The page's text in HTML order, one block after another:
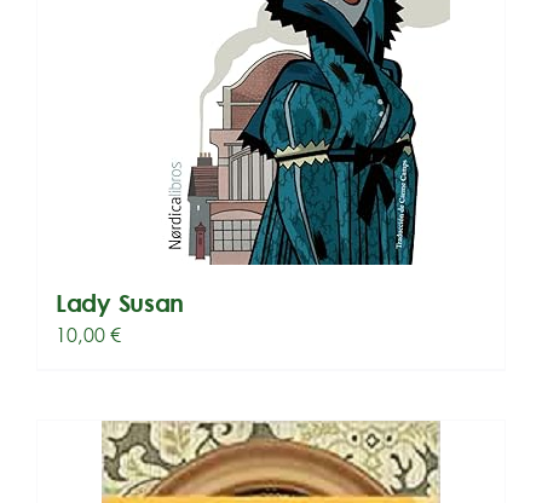
Lady Susan
10,00€